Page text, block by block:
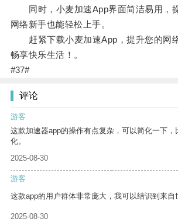
同时，小麦加速App界面简洁易用，
网络新手也能轻松上手。
赶紧下载小麦加速App，提升您的网
畅享快乐生活！。
#37#
评论
游客
这款加速器app的操作有点复杂，可以简化一下
化。
2025-08-30
游客
这款app的用户群体非常庞大，我可以结识到来自
2025-08-30